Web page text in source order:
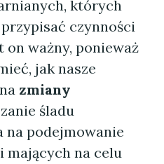
których
czynności
ważny, ponieważ
jak nasze
zmiany
śladu
na podejmowanie
mających na celu